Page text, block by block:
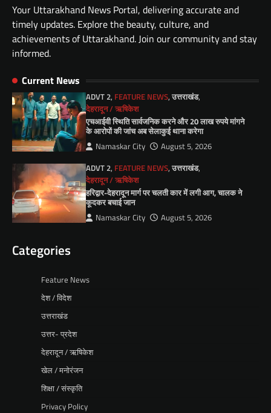
Your Uttarakhand News Portal, delivering accurate and
timely updates. Explore the beauty, culture, and
achievements of Uttarakhand. Join our community and stay
informed.
Current News
ADVT 2, FEATURE NEWS,उत्तराखंड,
देहरादून / ऋषिकेश
एचआईवी स्थिति सार्वजनिक करने और 20 लाख रुपये मांगने
के आरोपों की जांच अब सेलाकुई थाना करेगा
Namaskar City
August 5, 2026
ADVT 2, FEATURE NEWS,उत्तराखंड,
देहरादून / ऋषिकेश
हरिद्वार-देहरादून मार्ग पर चलती कार में लगी आग, चालक ने
कूदकर बचाई जान
Namaskar City August 5, 2026
Categories
Feature News
देश / विदेश
उत्तराखंड
उत्तर- प्रदेश
देहरादून / ऋषिकेश
खेल / मनोरंजन
शिक्षा / संस्कृति
Privacy Policy